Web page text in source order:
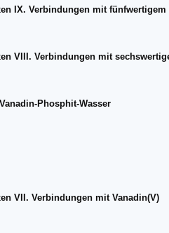
IX. Verbindungen mit fünfwertigem
VIII. Verbindungen mit
Phosphit-Wasser
VII. Verbindungen mit Vanadin(V)